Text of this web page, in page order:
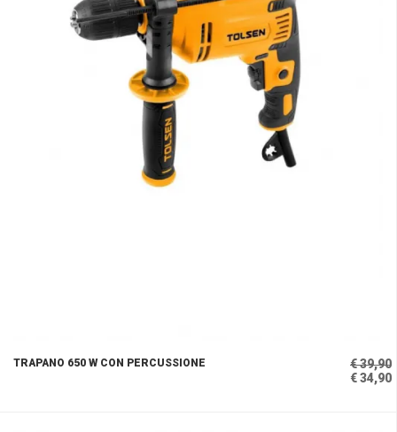
TRAPANO 650 W CON PERCUSSIONE
€ 39,90
€ 34,90